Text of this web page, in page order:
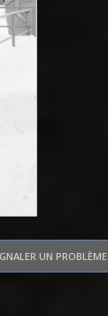
UN PROBLÈME